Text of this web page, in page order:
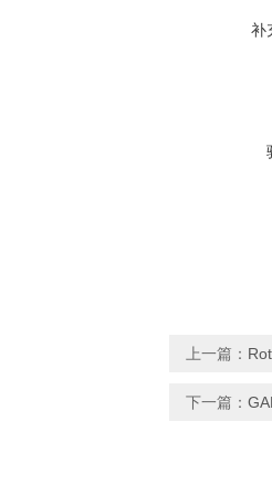
补
上一篇：
下一篇：